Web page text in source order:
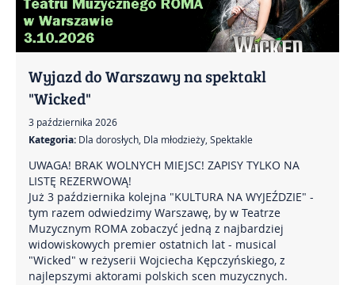
Wyjazd do Warszawy na spektakl
"Wicked"
3 października 2026
Kategoria: Dla dorosłych, Dla młodzieży, Spektakle
UWAGA! BRAK WOLNYCH MIEJSC! ZAPISY TYLKO NA
LISTĘ REZERWOWĄ!
Już 3 października kolejna "KULTURA NA WYJEŹDZIE" -
tym razem odwiedzimy Warszawę, by w Teatrze
Muzycznym ROMA zobaczyć jedną z najbardziej
widowiskowych premier ostatnich lat - musical
"Wicked" w reżyserii Wojciecha Kępczyńskiego, z
najlepszymi aktorami polskich scen muzycznych.